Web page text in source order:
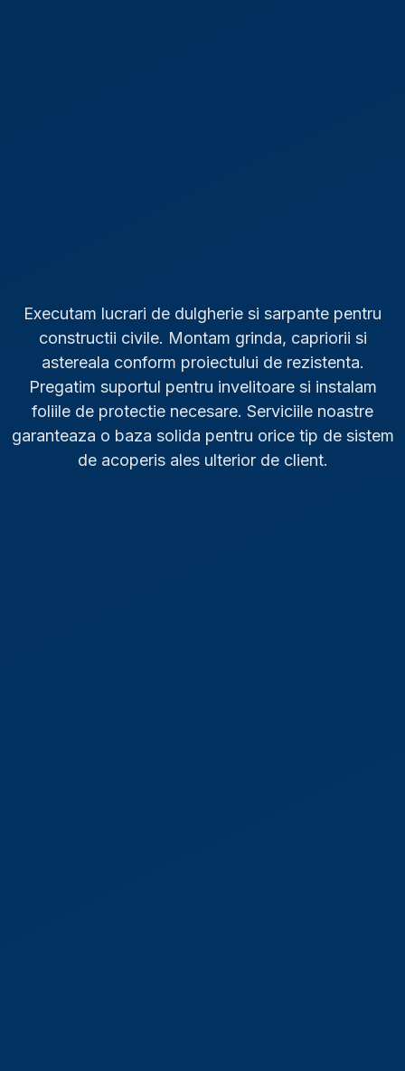
Executam lucrari de dulgherie si sarpante pentru
constructii civile. Montam grinda, capriorii si
astereala conform proiectului de rezistenta.
Pregatim suportul pentru invelitoare si instalam
foliile de protectie necesare. Serviciile noastre
garanteaza o baza solida pentru orice tip de sistem
de acoperis ales ulterior de client.